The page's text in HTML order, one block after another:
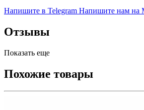
Напишите в Telegram Напишите нам на
Отзывы
Показать еще
Похожие товары